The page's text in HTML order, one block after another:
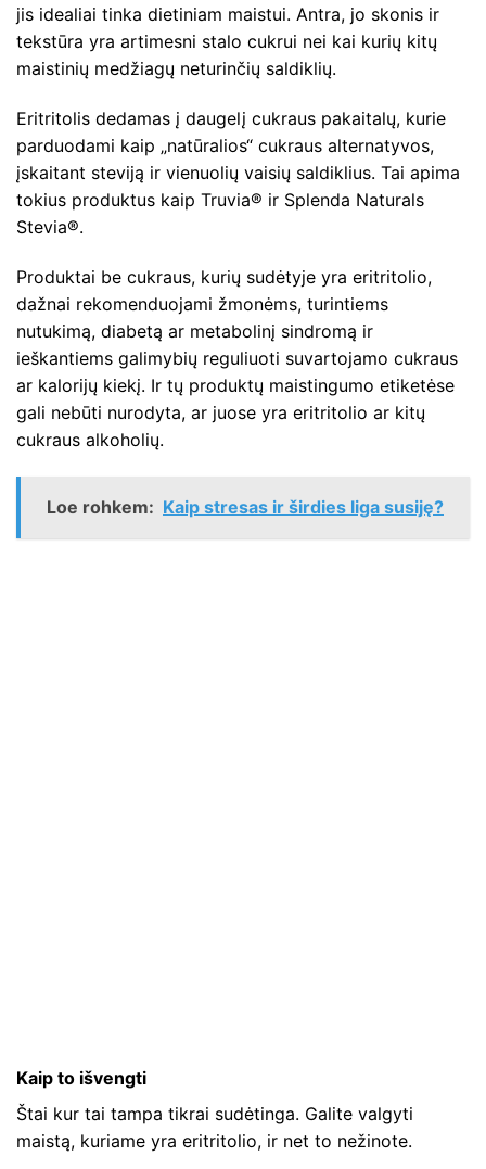
jis idealiai tinka dietiniam maistui. Antra, jo skonis ir
tekstūra yra artimesni stalo cukrui nei kai kurių kitų
maistinių medžiagų neturinčių saldiklių.
Eritritolis dedamas į daugelį cukraus pakaitalų, kurie
parduodami kaip „natūralios“ cukraus alternatyvos,
įskaitant steviją ir vienuolių vaisių saldiklius. Tai apima
tokius produktus kaip Truvia® ir Splenda Naturals
Stevia®.
Produktai be cukraus, kurių sudėtyje yra eritritolio,
dažnai rekomenduojami žmonėms, turintiems
nutukimą, diabetą ar metabolinį sindromą ir
ieškantiems galimybių reguliuoti suvartojamo cukraus
ar kalorijų kiekį. Ir tų produktų maistingumo etiketėse
gali nebūti nurodyta, ar juose yra eritritolio ar kitų
cukraus alkoholių.
Loe rohkem: Kaip stresas ir širdies liga susiję?
Kaip to išvengti
Štai kur tai tampa tikrai sudėtinga. Galite valgyti
maistą, kuriame yra eritritolio, ir net to nežinote.